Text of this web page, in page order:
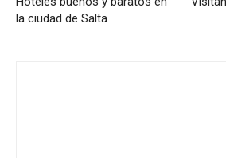
la ciudad de Salta